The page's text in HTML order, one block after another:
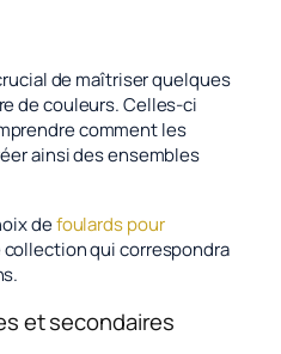
de maîtriser quelques
de couleurs. Celles-ci
comment les
ainsi des ensembles
defoulards pour
qui correspondra
et secondaires